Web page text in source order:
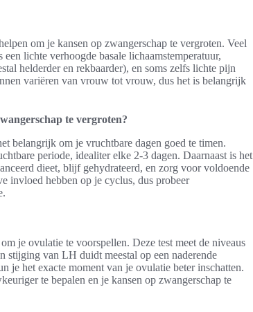
om je kansen op zwangerschap te vergroten. Veel
lichte verhoogde basale lichaamstemperatuur,
helderder en rekbaarder), en soms zelfs lichte pijn
variëren van vrouw tot vrouw, dus het is belangrijk
te vergroten?
belangrijk om je vruchtbare dagen goed te timen.
periode, idealiter elke 2-3 dagen. Daarnaast is het
dieet, blijf gehydrateerd, en zorg voor voldoende
invloed hebben op je cyclus, dus probeer
je ovulatie te voorspellen. Deze test meet de niveaus
van LH duidt meestal op een naderende
je het exacte moment van je ovulatie beter inschatten.
te bepalen en je kansen op zwangerschap te